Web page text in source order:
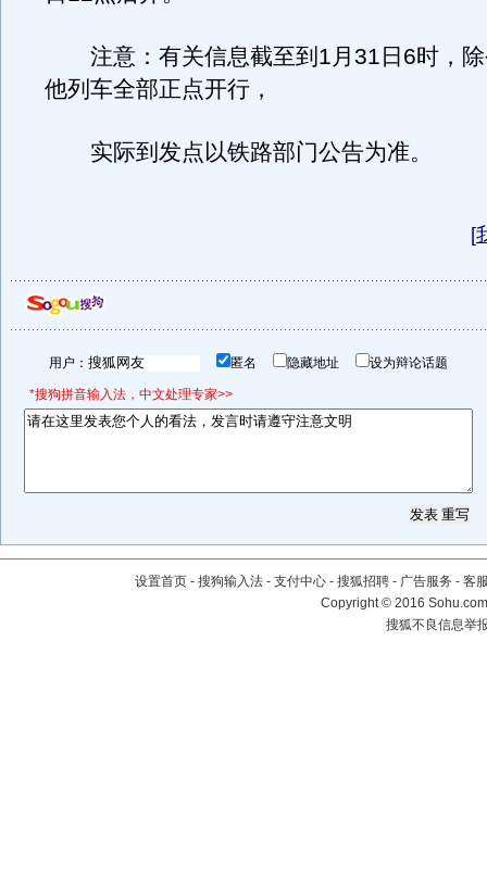
注意：有关信息截至到1月31日6时，除
他列车全部正点开行，
实际到发点以铁路部门公告为准。
[
用户： 匿名 隐藏地址 设为辩论话题
*搜狗拼音输入法，中文处理专家>>
设置首页 - 搜狗输入法 - 支付中心 - 搜狐招聘 - 广告服务 - 客
Copyright©2016
搜狐不良信息举